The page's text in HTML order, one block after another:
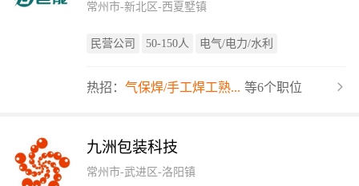
常州市-新北区-西夏墅镇
民营公司 50-150人 电气/电力/水利
热招： 气保焊/手工焊工熟... 等6个职位
九洲包装科技
常州市-武进区-洛阳镇